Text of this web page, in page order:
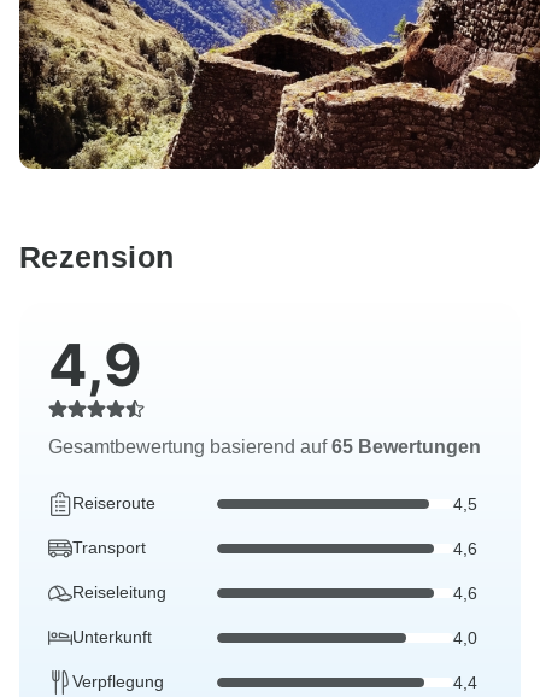
Rezension
4,9
Gesamtbewertung basierend auf65 Bewertungen
Reiseroute 4,5
Transport 4,6
Reiseleitung 4,6
Unterkunft 4,0
Verpflegung 4,4